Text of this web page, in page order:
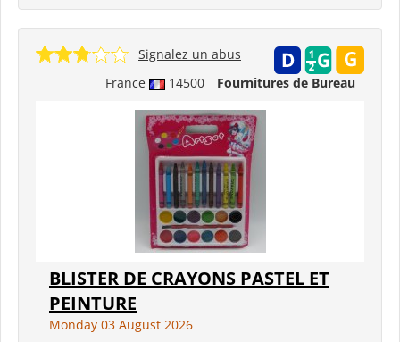
France 14500 Fournitures de Bureau
Signalez un abus
BLISTER DE CRAYONS PASTEL ET
PEINTURE
Monday 03 August 2026